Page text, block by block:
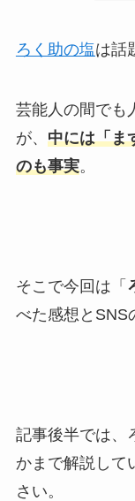
ろく助の塩は話
芸能人の間でも
が、 中には「ま
のも事実。
そこで今回は「
べた感想とSNS
記事後半では、
かまで解説して
さい。